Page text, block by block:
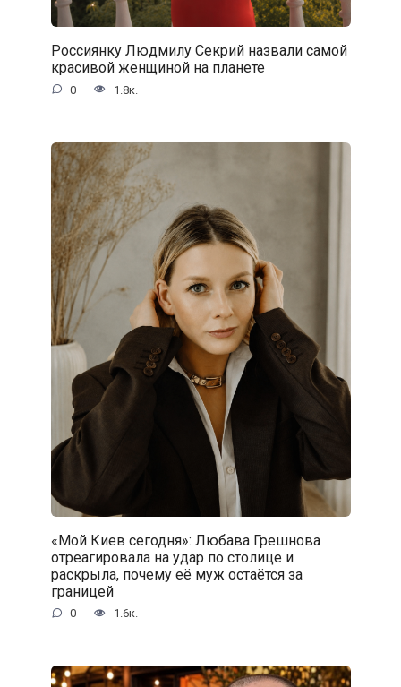
Россиянку Людмилу Секрий назвали самой
красивой женщиной на планете
0 1.8к.
«Мой Киев сегодня»: Любава Грешнова
отреагировала на удар по столице и
раскрыла, почему её муж остаётся за
границей
0 1.6к.